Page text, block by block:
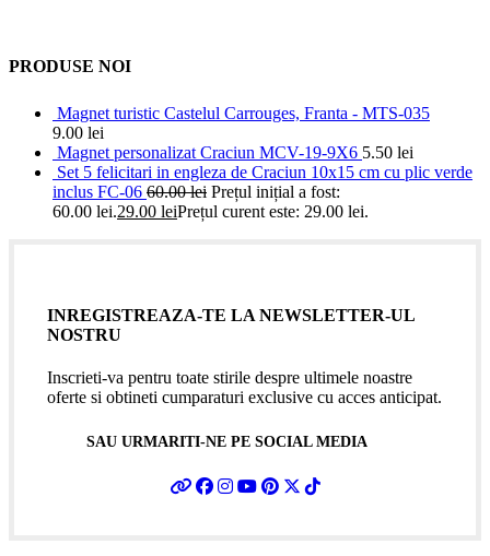
PRODUSE NOI
Magnet turistic Castelul Carrouges, Franta - MTS-035
9.00 lei
Magnet personalizat Craciun MCV-19-9X6 5.50 lei
Set 5 felicitari in engleza de Craciun 10x15 cm cu plic verde
inclus FC-06 60.00lei Prețul inițial a fost:
60.00 lei.29.00 leiPrețul curent este: 29.00 lei.
INREGISTREAZA-TE LA NEWSLETTER-UL
NOSTRU
Inscrieti-va pentru toate stirile despre ultimele noastre
oferte si obtineti cumparaturi exclusive cu acces anticipat.
SAU URMARITI-NE PE SOCIAL MEDIA